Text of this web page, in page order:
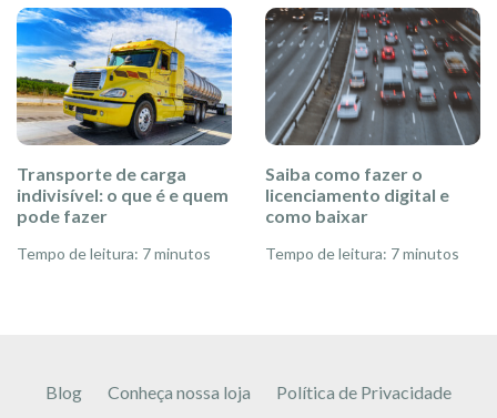
Transporte de carga
indivisível: o que é e quem
pode fazer
Tempo de leitura: 7 minutos
Saiba como fazer o
licenciamento digital e
como baixar
Tempo de leitura: 7 minutos
Blog Conheça nossa loja Política de Privacidade